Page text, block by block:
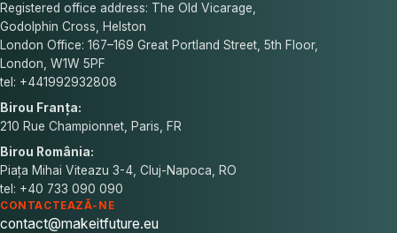
Registered office address: The Old Vicarage,
Godolphin Cross, Helston
London Office: 167–169 Great Portland Street, 5th Floor,
London, W1W 5PF
tel: +441992932808
Birou Franța:
210 Rue Championnet, Paris, FR
Birou România:
Piața Mihai Viteazu 3-4, Cluj-Napoca, RO
tel: +40 733 090 090
CONTACTEAZĂ-NE
contact@makeitfuture.eu